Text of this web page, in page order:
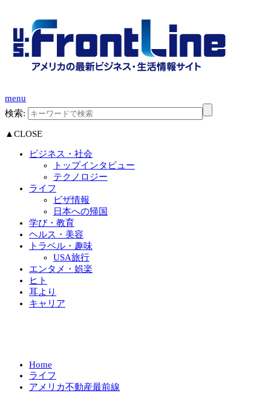
menu
検索:
▲CLOSE
ビジネス・社会
トップインタビュー
テクノロジー
ライフ
ビザ情報
日本への帰国
学び・教育
ヘルス・美容
トラベル・趣味
USA旅行
エンタメ・娯楽
ヒト
耳より
キャリア
Home
ライフ
アメリカ不動産最前線